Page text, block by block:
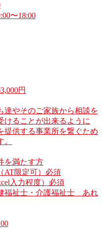
〜18:00
円
達やそのご家族から相談を
けることが出来るように
提供する事業所を繋ぐため
を満たす方
AT限定可）必須
入力程度）必須
福祉士・介護福祉士 あれ